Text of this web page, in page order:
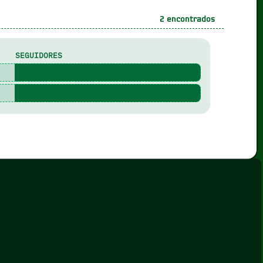
2encontrados
SEGUIDORES